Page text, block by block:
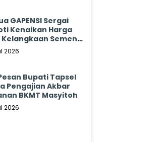
GAPENSI Sergai
Kenaikan Harga
Kelangkaan Semen,
Pemerintah
2026
Bupati Tapsel
Pengajian Akbar
BKMT Masyitoh
2026